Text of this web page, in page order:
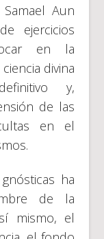
Aun
ejercicios
en la
divina
y,
de las
en el
ha
de la
mismo, el